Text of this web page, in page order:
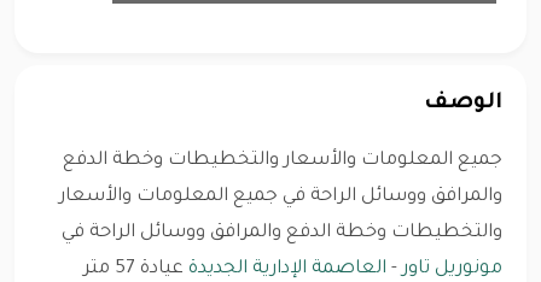
الوصف
جميع المعلومات والأسعار والتخطيطات وخطة الدفع
والمرافق ووسائل الراحة في جميع المعلومات والأسعار
والتخطيطات وخطة الدفع والمرافق ووسائل الراحة في
مونوريل تاور- العاصمة الإدارية الجديدة
عيادة 57 متر